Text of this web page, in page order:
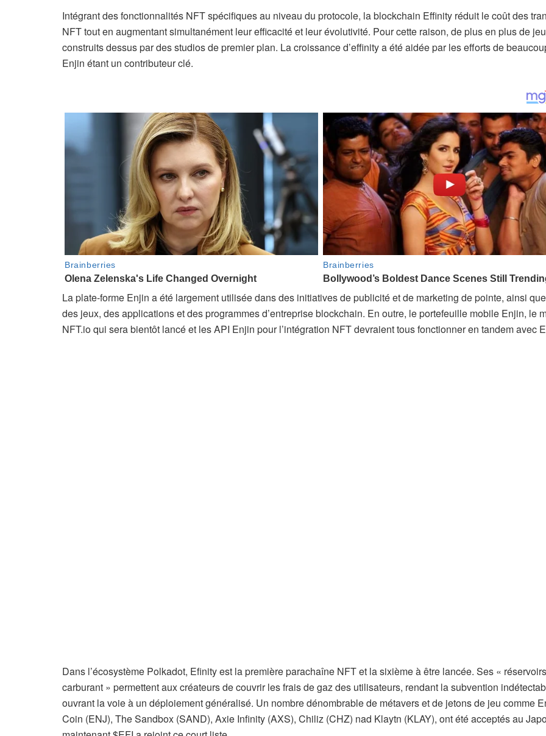
Intégrant des fonctionnalités NFT spécifiques au niveau du protocole, la blockchain Effinity réduit le coût des
NFT tout en augmentant simultanément leur efficacité et leur évolutivité. Pour cette raison, de plus en plus de
construits dessus par des studios de premier plan. La croissance d’effinity a été aidée par les efforts de
Enjin étant un contributeur clé.
La plate-forme Enjin a été largement utilisée dans des initiatives de publicité et de marketing de pointe, ainsi
des jeux, des applications et des programmes d’entreprise blockchain. En outre, le portefeuille mobile Enjin, le
NFT.io qui sera bientôt lancé et les API Enjin pour l’intégration NFT devraient tous fonctionner en tandem avec
Dans l’écosystème Polkadot, Efinity est la première parachaîne NFT et la sixième à être lancée. Ses «
carburant » permettent aux créateurs de couvrir les frais de gaz des utilisateurs, rendant la subvention
ouvrant la voie à un déploiement généralisé. Un nombre dénombrable de métavers et de jetons de jeu comme
Coin (ENJ), The Sandbox (SAND), Axie Infinity (AXS), Chiliz (CHZ) nad Klaytn (KLAY), ont été acceptés au